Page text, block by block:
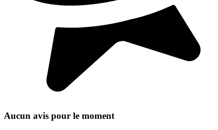
Aucun avis pour le moment